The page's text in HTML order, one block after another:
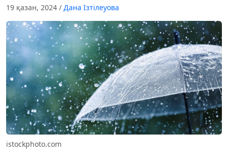
19 қазан, 2024 / Дана Ізтілеуова
istockphoto.com